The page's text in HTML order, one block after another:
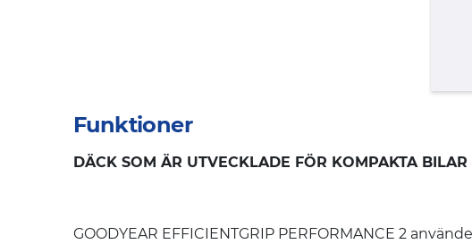
Funktioner
DÄCK SOM ÄR UTVECKLADE FÖR KOMPAKTA BILAR
GOODYEAR EFFICIENTGRIP PERFORMANCE 2